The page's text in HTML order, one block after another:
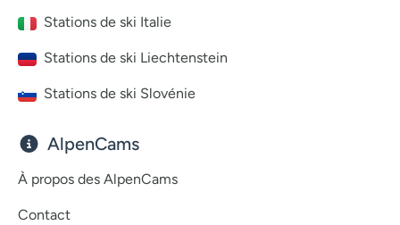
Stations de ski Italie
Stations de ski Liechtenstein
Stations de ski Slovénie
AlpenCams
À propos des AlpenCams
Contact